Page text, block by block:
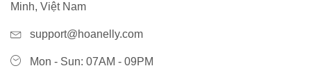
Minh, Việt Nam
support@hoanelly.com
Mon - Sun: 07AM - 09PM